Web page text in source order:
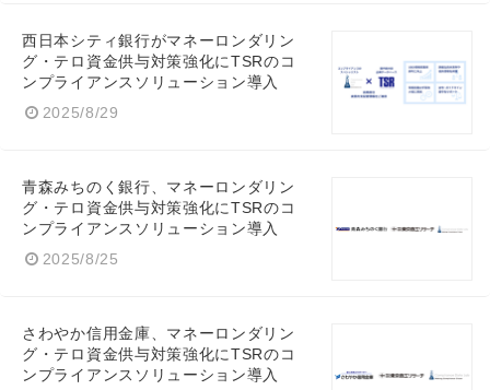
西日本シティ銀行がマネーロンダリン
グ・テロ資金供与対策強化にTSRのコ
ンプライアンスソリューション導入
2025/8/29
青森みちのく銀行、マネーロンダリン
グ・テロ資金供与対策強化にTSRのコ
ンプライアンスソリューション導入
2025/8/25
さわやか信用金庫、マネーロンダリン
グ・テロ資金供与対策強化にTSRのコ
ンプライアンスソリューション導入